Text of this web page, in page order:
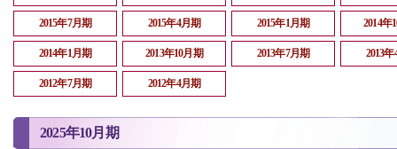
2015年7月期 2015年4月期 2015年1月期 2014年
2014年1月期 2013年10月期 2013年7月期 2013
2012年7月期 2012年4月期
2025年10月期